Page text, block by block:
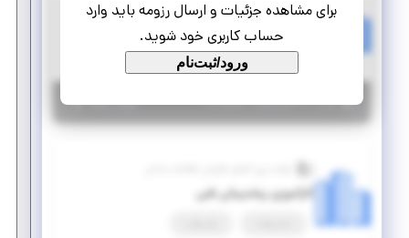
برای مشاهده جزئیات و ارسال رزومه باید وارد
حساب کاربری خود شوید.
ورود/ثبت‌نام
کارآموزی مجری و پشتیبانی فنی
پاره وقت تمام وقت
تهران |۵ سال پیش | منقضی شده جزئیات بیشتر
کارآموزی پشتیبانی فنی